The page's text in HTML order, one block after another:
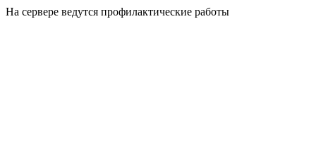
На сервере ведутся профилактические работы